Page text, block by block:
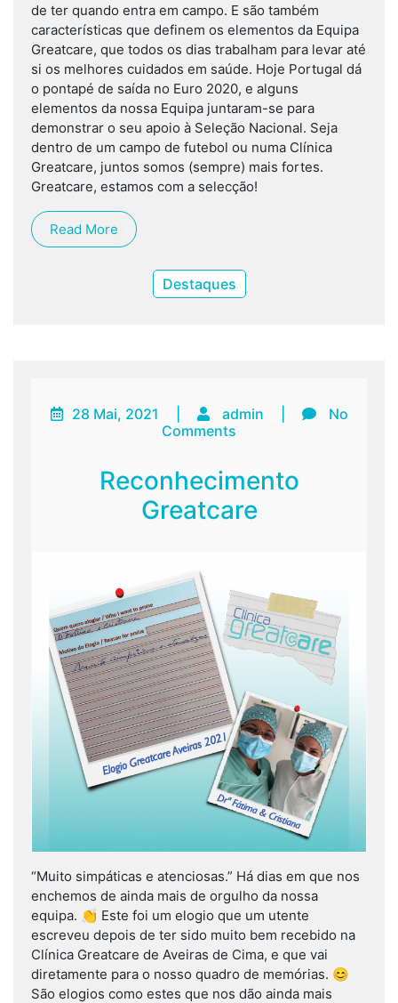
de ter quando entra em campo. E são também
características que definem os elementos da Equipa
Greatcare, que todos os dias trabalham para levar até
si os melhores cuidados em saúde. Hoje Portugal dá
o pontapé de saída no Euro 2020, e alguns
elementos da nossa Equipa juntaram-se para
demonstrar o seu apoio à Seleção Nacional. Seja
dentro de um campo de futebol ou numa Clínica
Greatcare, juntos somos (sempre) mais fortes.
Greatcare, estamos com a selecção!
Read More
Destaques
28 Mai, 2021 admin
No
Comments
Reconhecimento
Greatcare
“Muito simpáticas e atenciosas.” Há dias em que nos
enchemos de ainda mais de orgulho da nossa
equipa. 👏 Este foi um elogio que um utente
escreveu depois de ter sido muito bem recebido na
Clínica Greatcare de Aveiras de Cima, e que vai
diretamente para o nosso quadro de memórias. 😊
São elogios como estes que nos dão ainda mais